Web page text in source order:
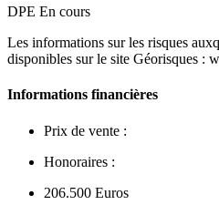
DPE En cours
Les informations sur les risques
disponibles sur le site Géorisques :
Informations financières
Prix de vente :
Honoraires :
206.500 Euros